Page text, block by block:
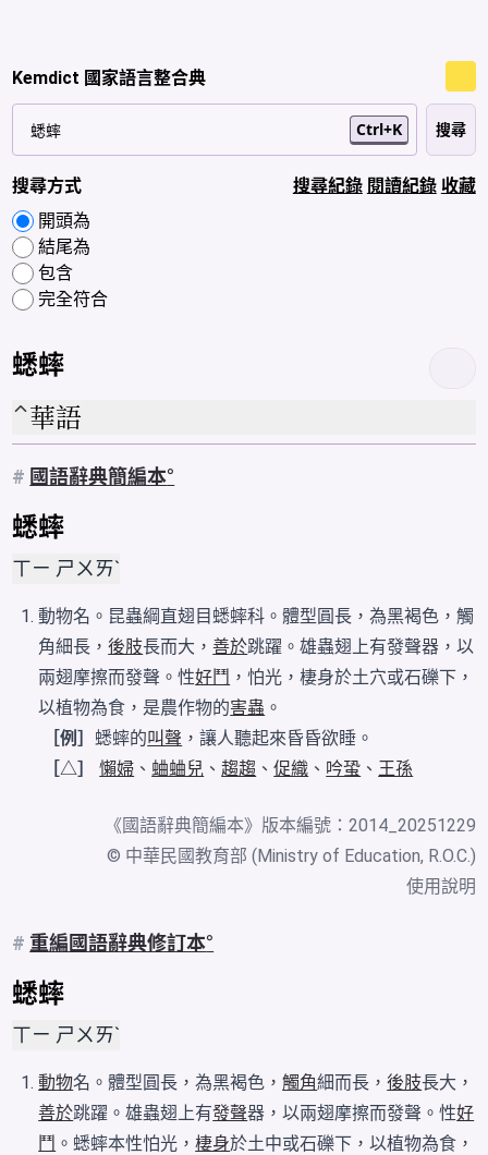
Kemdict 國家語言整合典
Ctrl+K
搜尋方式
開頭為
結尾為
包含
完全符合
搜尋紀錄 閱讀紀錄 收藏
蟋蟀
華語
# 國語辭典簡編本
蟋蟀
ㄒㄧ ㄕㄨㄞˋ
動物名。昆蟲綱直翅目蟋蟀科。體型圓長，為黑褐色，觸
角細長，後肢長而大，善於跳躍。雄蟲翅上有發聲器，以
兩翅摩擦而發聲。性好鬥 ，怕光，棲身於土穴或石礫下，
以植物為食，是農作物的害蟲 。
［例］蟋蟀的叫聲 ，讓人聽起來昏昏欲睡。
［△］
懶婦 、蛐蛐兒 、趨趨 、促織 、 吟蛩 、 王孫
《國語辭典簡編本》版本編號：2014_20251229
© 中華民國教育部 (Ministry of Education, R.O.C.)
使用說明
# 重編國語辭典修訂本
蟋蟀
ㄒㄧ ㄕㄨㄞˋ
動物名。體型圓長，為黑褐色，觸角細而長，後肢長大，
善於跳躍。雄蟲翅上有發聲器，以兩翅摩擦而發聲。性好
鬥 。蟋蟀本性怕光，棲身於土中或石礫下，以植物為食，